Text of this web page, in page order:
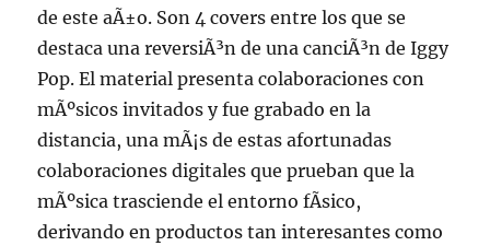
de este aÃ±o. Son 4 covers entre los que se
destaca una reversiÃ³n de una canciÃ³n de Iggy
Pop. El material presenta colaboraciones con
mÃºsicos invitados y fue grabado en la
distancia, una mÃ¡s de estas afortunadas
colaboraciones digitales que prueban que la
mÃºsica trasciende el entorno fÃ­sico,
derivando en productos tan interesantes como